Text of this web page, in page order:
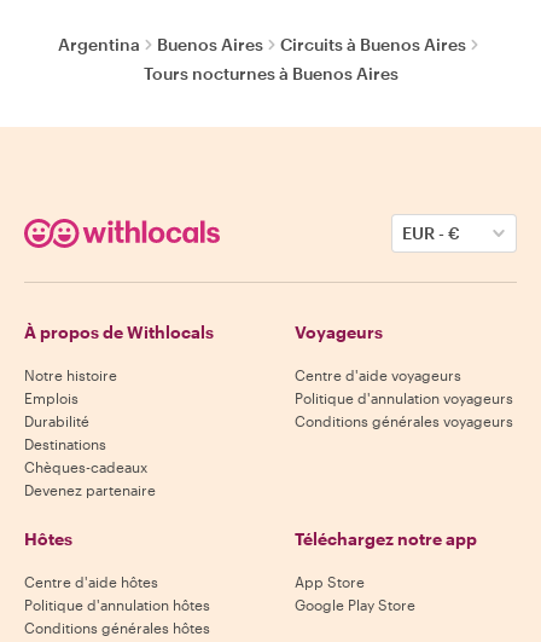
Argentina Buenos Aires
Circuits à Buenos Aires
Tours nocturnes à Buenos Aires
EUR-€
À propos de Withlocals
Notre histoire
Emplois
Durabilité
Destinations
Chèques-cadeaux
Devenez partenaire
Voyageurs
Centre d'aide voyageurs
Politique d'annulation voyageurs
Conditions générales voyageurs
Hôtes
Centre d'aide hôtes
Politique d'annulation hôtes
Conditions générales hôtes
Téléchargez notre app
App Store
Google Play Store